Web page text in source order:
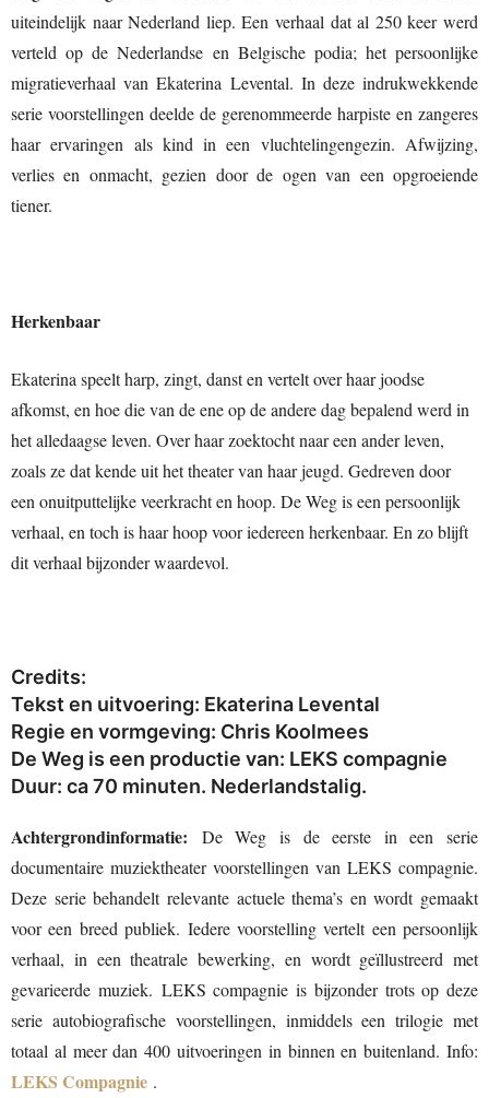
uiteindelijk naar Nederland liep. Een verhaal dat al 250 keer werd
verteld op de Nederlandse en Belgische podia; het persoonlijke
migratieverhaal van Ekaterina Levental. In deze indrukwekkende
serie voorstellingen deelde de gerenommeerde harpiste en zangeres
haar ervaringen als kind in een vluchtelingengezin. Afwijzing,
verlies en onmacht, gezien door de ogen van een opgroeiende
tiener.
Herkenbaar
Ekaterina speelt harp, zingt, danst en vertelt over haar joodse
afkomst, en hoe die van de ene op de andere dag bepalend werd in
het alledaagse leven. Over haar zoektocht naar een ander leven,
zoals ze dat kende uit het theater van haar jeugd. Gedreven door
een onuitputtelijke veerkracht en hoop. De Weg is een persoonlijk
verhaal, en toch is haar hoop voor iedereen herkenbaar. En zo blijft
dit verhaal bijzonder waardevol.
Credits:
Tekst en uitvoering: Ekaterina Levental
Regie en vormgeving: Chris Koolmees
De Weg is een productie van: LEKS compagnie
Duur: ca 70 minuten. Nederlandstalig.
Achtergrondinformatie: De Weg is de eerste in een serie
documentaire muziektheater voorstellingen van LEKS compagnie.
Deze serie behandelt relevante actuele thema’s en wordt gemaakt
voor een breed publiek. Iedere voorstelling vertelt een persoonlijk
verhaal, in een theatrale bewerking, en wordt geïllustreerd met
gevarieerde muziek. LEKS compagnie is bijzonder trots op deze
serie autobiografische voorstellingen, inmiddels een trilogie met
totaal al meer dan 400 uitvoeringen in binnen en buitenland. Info:
LEKS Compagnie .